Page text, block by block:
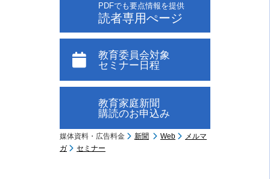
PDFでも要点情報を提供
読者専用ぺージ
教育委員会対象
セミナー日程
教育家庭新聞
購読のお申込み
媒体資料・広告料金 新聞 Web
メルマ
ガ
セミナー